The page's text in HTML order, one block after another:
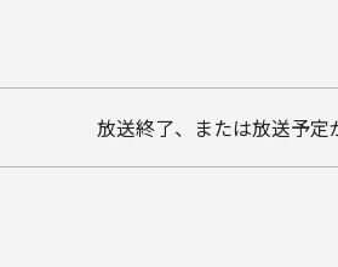
放送終了、または放送予定